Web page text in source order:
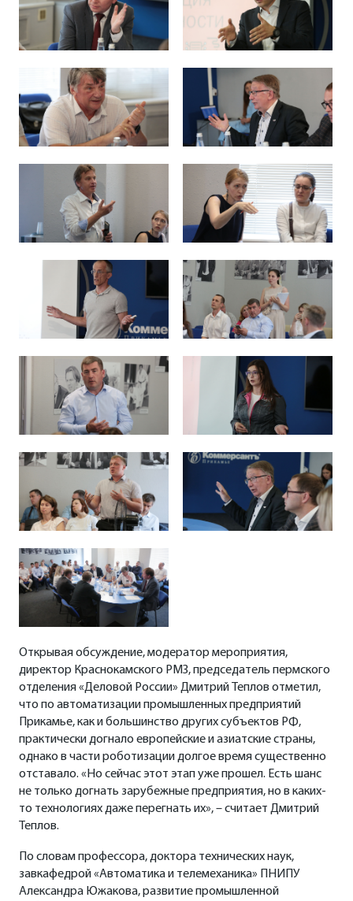
Открывая обсуждение, модератор мероприятия,
директор Краснокамского РМЗ, председатель пермского
отделения «Деловой России» Дмитрий Теплов отметил,
что по автоматизации промышленных предприятий
Прикамье, как и большинство других субъектов РФ,
практически догнало европейские и азиатские страны,
однако в части роботизации долгое время существенно
отставало. «Но сейчас этот этап уже прошел. Есть шанс
не только догнать зарубежные предприятия, но в каких-
то технологиях даже перегнать их», – считает Дмитрий
Теплов.
По словам профессора, доктора технических наук,
завкафедрой «Автоматика и телемеханика» ПНИПУ
Александра Южакова, развитие промышленной